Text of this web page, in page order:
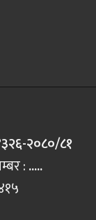
२०८०/८१
:.....